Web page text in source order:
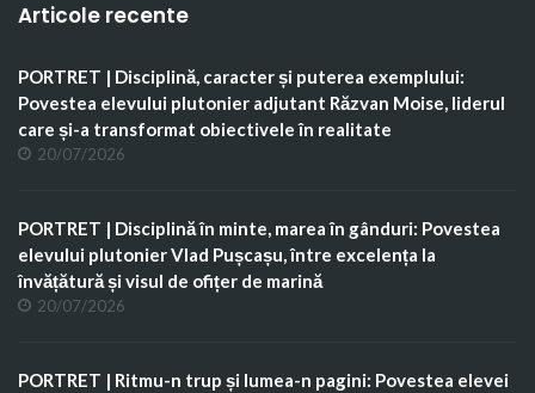
Articole recente
PORTRET | Disciplină, caracter și puterea exemplului:
Povestea elevului plutonier adjutant Răzvan Moise, liderul
care și-a transformat obiectivele în realitate
20/07/2026
PORTRET | Disciplină în minte, marea în gânduri: Povestea
elevului plutonier Vlad Pușcașu, între excelența la
învățătură și visul de ofițer de marină
20/07/2026
PORTRET | Ritmu-n trup și lumea-n pagini: Povestea elevei